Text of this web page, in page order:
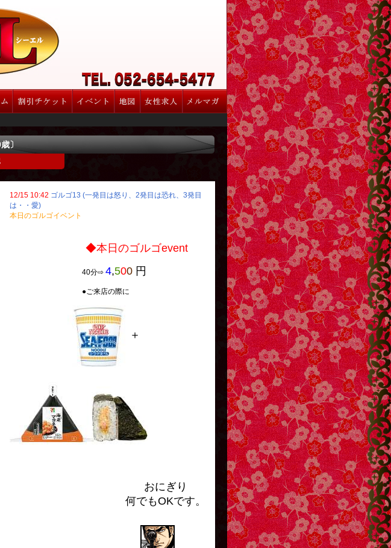
〕
12/15 10:42 ゴルゴ13 (一発目は怒り、2発目は恐れ、3発目
は・・愛)
本日のゴルゴイベント
◆本日のゴルゴevent
40分⇨ 4,500 円
●ご来店の際に
＋
おにぎり
何でもOKです。